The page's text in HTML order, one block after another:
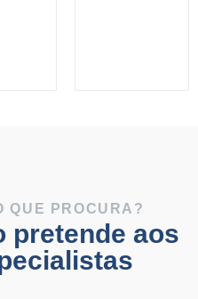
QUE PROCURA?
pretende aos